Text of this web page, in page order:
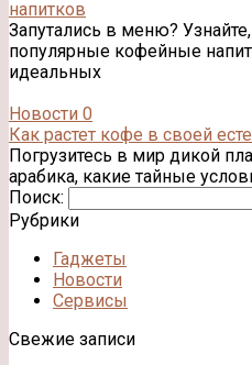
напитков
Запутались в меню?
популярные кофейные
идеальных
Новости 0
Как растет кофе в своей
Погрузитесь в мир дикой
арабика, какие тайные
Поиск:
Рубрики
Гаджеты
Новости
Сервисы
Свежие записи